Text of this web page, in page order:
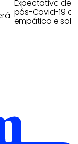
Expectativa de
pós-Covid-19
empático e